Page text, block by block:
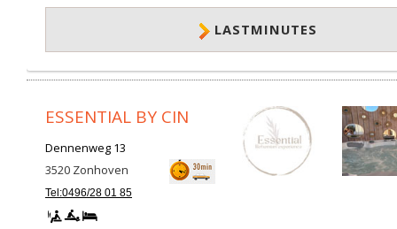
LASTMINUTES
ESSENTIAL BY CIN
Dennenweg 13
3520 Zonhoven
Tel:0496/28 01 85